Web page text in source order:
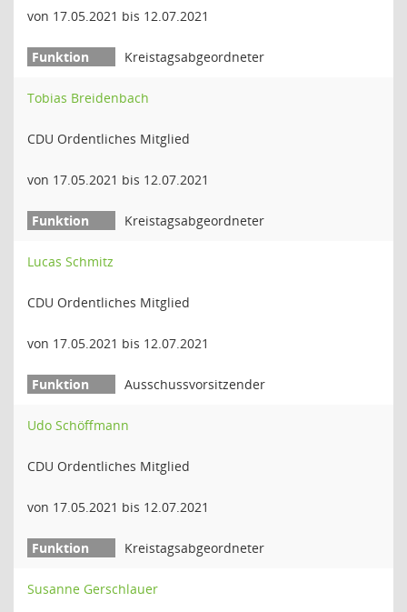
von 17.05.2021 bis 12.07.2021
Kreistagsabgeordneter
Tobias Breidenbach
CDU Ordentliches Mitglied
von 17.05.2021 bis 12.07.2021
Kreistagsabgeordneter
Lucas Schmitz
CDU Ordentliches Mitglied
von 17.05.2021 bis 12.07.2021
Ausschussvorsitzender
Udo Schöffmann
CDU Ordentliches Mitglied
von 17.05.2021 bis 12.07.2021
Kreistagsabgeordneter
Susanne Gerschlauer